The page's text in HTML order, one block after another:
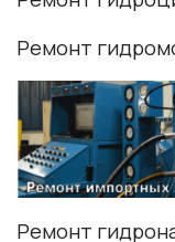
Ремонт
Ремонт